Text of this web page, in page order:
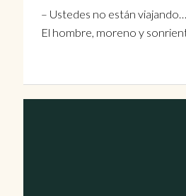
– Ustedes no están
El hombre, moreno y